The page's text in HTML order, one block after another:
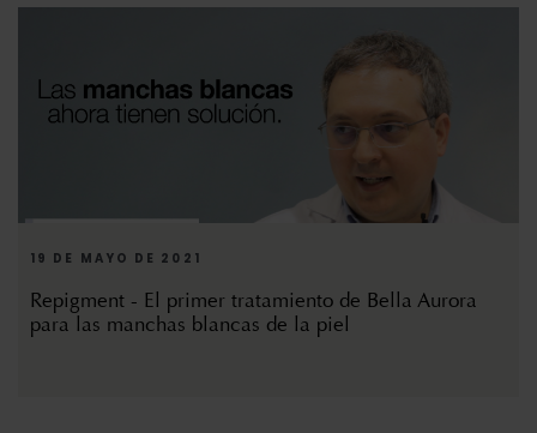
19 DE MAYO DE 2021
Repigment - El primer tratamiento de Bella Aurora
para las manchas blancas de la piel